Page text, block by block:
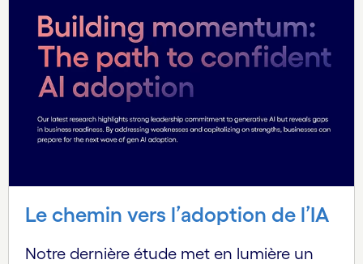
Le chemin vers l’adoption de l’IA
Notre dernière étude met en lumière un